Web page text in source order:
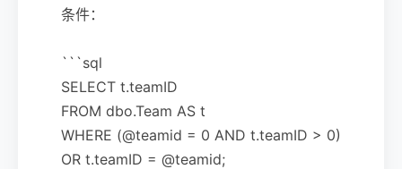
条件：
```sql
SELECT t.teamID
FROM dbo.Team AS t
WHERE (@teamid = 0 AND t.teamID > 0)
OR t.teamID = @teamid;